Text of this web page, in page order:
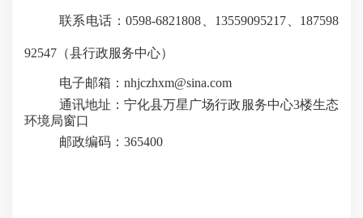
联系电话：0598-6821808、13559095217、187598
92547（县行政服务中心）
电子邮箱： nhjczhxm@sina.com
通讯地址：宁化县万星广场行政服务中心3楼生态
环境局窗口
邮政编码： 365400